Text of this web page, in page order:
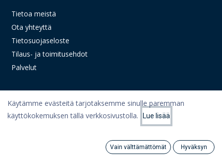
Suosituimmat
Category
Tietoa meistä
Ota yhteyttä
Tietosuojaseloste
Tilaus- ja toimitusehdot
Palvelut
Linkit
Käytämme evästeitä tarjotaksemme sinulle paremman
käyttökokemuksen tällä verkkosivustolla.
Lue lisää
Vain välttämättömät Hyväksyn